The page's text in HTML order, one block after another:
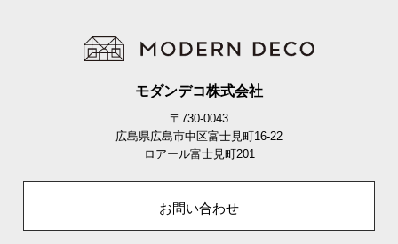
モダンデコ株式会社
〒730-0043
広島県広島市中区富士見町16-22
ロアール富士見町201
お問い合わせ